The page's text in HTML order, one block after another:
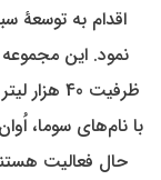
اقدام به
نمود. این مجموعه
با نام‌‌های سوما،
حال فعالیت